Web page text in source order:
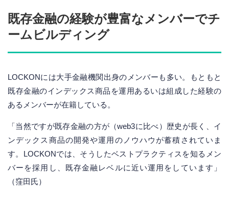
既存金融の経験が豊富なメンバーでチ
ームビルディング
LOCKONには大手金融機関出身のメンバーも多い。もともと
既存金融のインデックス商品を運用あるいは組成した経験の
あるメンバーが在籍している。
「当然ですが既存金融の方が（web3に比べ）歴史が長く、イ
ンデックス商品の開発や運用のノウハウが蓄積されていま
す。LOCKONでは、そうしたベストプラクティスを知るメン
バーを採用し、既存金融レベルに近い運用をしています」
（窪田氏）